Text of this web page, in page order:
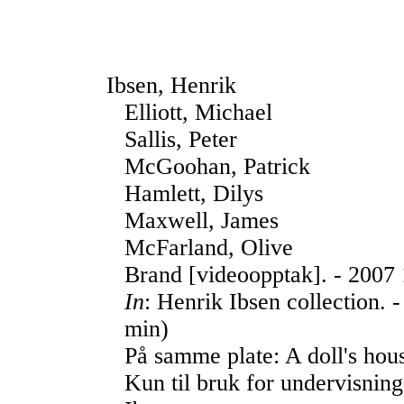
Ibsen, Henrik
Elliott, Michael
Sallis, Peter
McGoohan, Patrick
Hamlett, Dilys
Maxwell, James
McFarland, Olive
Brand [videoopptak]. - 2007
In: Henrik Ibsen collection.
min)
På samme plate: A doll's
Kun til bruk for